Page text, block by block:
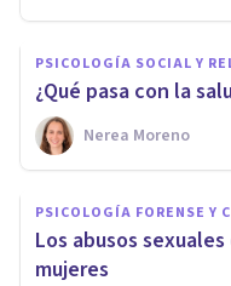
PSICOLOGÍA SOCIAL Y
¿Qué pasa con la
Nerea Moreno
PSICOLOGÍA FORENSE Y
Los abusos
mujeres